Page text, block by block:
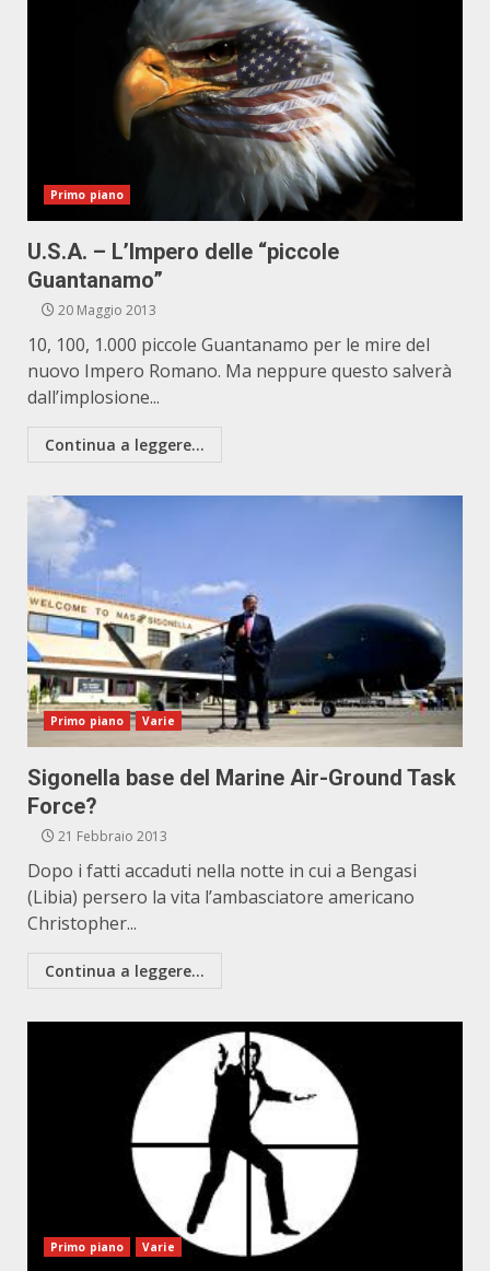
Primo piano
U.S.A. – L’Impero delle “piccole
Guantanamo”
20 Maggio 2013
10, 100, 1.000 piccole Guantanamo per le mire del
nuovo Impero Romano. Ma neppure questo salverà
dall’implosione...
Continua a leggere...
Primo piano Varie
Sigonella base del Marine Air-Ground Task
Force?
21 Febbraio 2013
Dopo i fatti accaduti nella notte in cui a Bengasi
(Libia) persero la vita l’ambasciatore americano
Christopher...
Continua a leggere...
Primo piano Varie